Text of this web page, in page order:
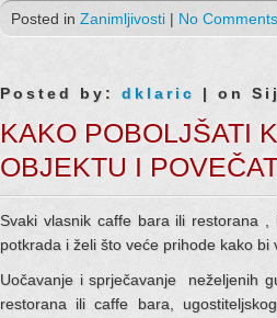
Posted in Zanimljivosti | No
Posted by: dklaric | on
KAKO POBOLJŠATI
OBJEKTU I
Svaki vlasnik caffe bara ili restorana
potkrada i želi što veće prihode kako
Uočavanje i sprječavanje neželjenih
restorana ili caffe bara,